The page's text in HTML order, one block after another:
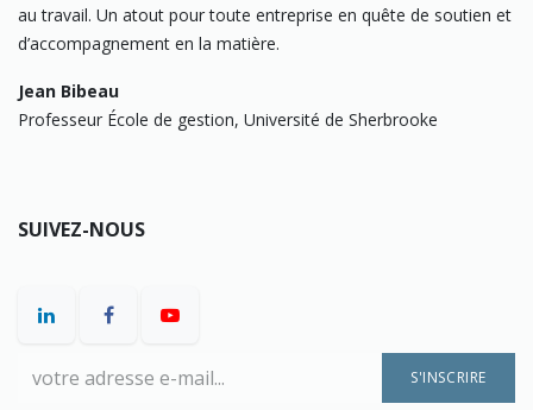
au travail. Un atout pour toute entreprise en quête de soutien et
d’accompagnement en la matière.
Jean Bibeau
Professeur École de gestion, Université de Sherbrooke
SUIVEZ-NOUS
S'INSCRIRE